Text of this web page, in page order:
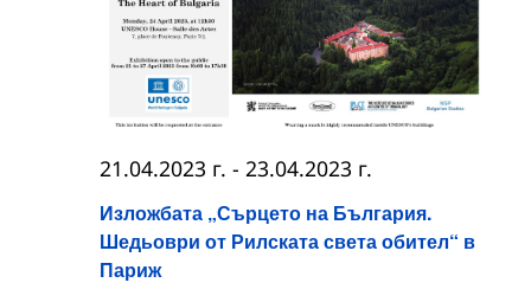
Изложбата „Сърцето на България.
Шедьоври от Рилската света обител“ в
Париж
21.04.2023 г. - 23.04.2023 г.